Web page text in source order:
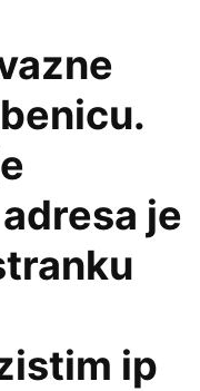
adresa je
ip